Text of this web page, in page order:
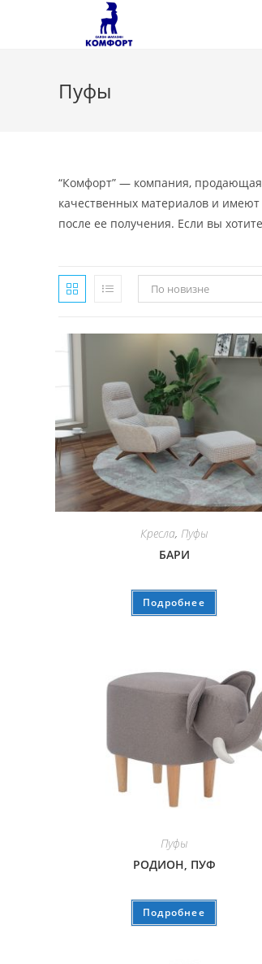
Пуфы
“Комфорт” — компания,
качественных материалов и
после ее получения. Если вы
По новизне
Кресла, Пуфы
БАРИ
Подробнее
Пуфы
РОДИОН, ПУФ
Подробнее